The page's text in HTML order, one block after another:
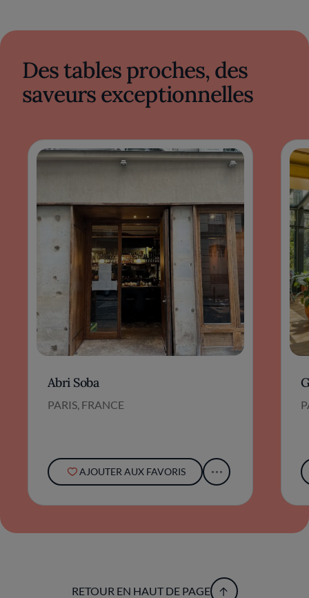
Des tables proches, des
saveurs exceptionnelles
Abri Soba
PARIS, FRANCE
AJOUTER AUX FAVORIS
RETOUR EN HAUT DE PAGE